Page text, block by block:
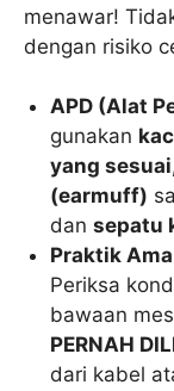
menawar!
dengan risiko
APD (Alat
gunakan
yang
(earmuff)
dansepatu
Praktik
Periksa
bawaan
PERNAH
dari kabel